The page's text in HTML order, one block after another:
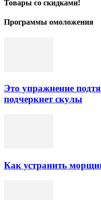
Товары со скидками!
Программы омоложения
Это упражнение
подчеркнет скулы
Как устранить